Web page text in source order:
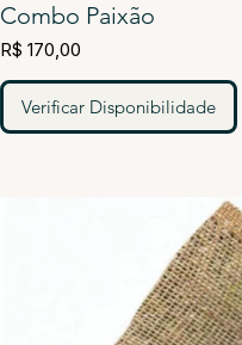
Combo Paixão
R$ 170,00
Verificar Disponibilidade